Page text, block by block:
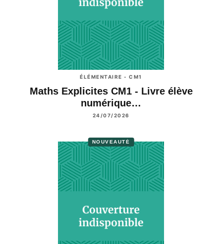
ÉLÉMENTAIRE - CM1
Maths Explicites CM1 - Livre élève
numérique…
24/07/2026
NOUVEAUTÉ